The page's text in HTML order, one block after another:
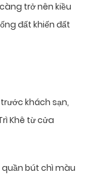
trở nên kiều
đất khiến đất
khách sạn,
Khê từ cửa
quần bút chì màu